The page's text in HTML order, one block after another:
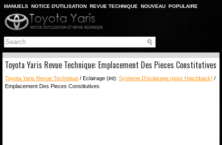
MANUELS NOTICE D'UTILISATION REVUE TECHNIQUE NOUVEAU POPULAIRE
PLAN DU SITE
CHERCHER
Toyota Yaris Revue Technique: Emplacement Des Pieces Constitutives
Toyota Yaris Revue Technique / Eclairage (int): Systeme D'eclairage (pour Hatchback) /
Emplacement Des Pieces Constitutives